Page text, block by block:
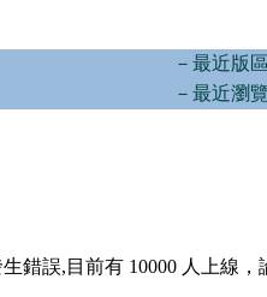
－最近版
－最近瀏
錯誤,目前有 10000 人上線